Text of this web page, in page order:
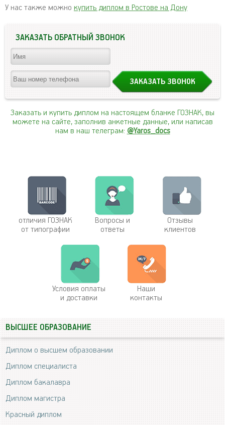
У нас также можно купить диплом в Ростове на Дону
ЗАКАЗАТЬ ОБРАТНЫЙ ЗВОНОК
Заказать и купить диплом на настоящем бланке ГОЗНАК, вы
можете на сайте, заполнив анкетные данные, или написав
нам в наш телеграм: @Yaros_docs
отличия ГОЗНАК
от типографии
Вопросы и
ответы
Отзывы
клиентов
Условия оплаты
и доставки
Наши
контакты
ВЫСШЕЕ ОБРАЗОВАНИЕ
Диплом о высшем образовании
Диплом специалиста
Диплом бакалавра
Диплом магистра
Красный диплом